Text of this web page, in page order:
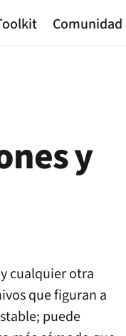
Comunidad
y
cualquier otra
que figuran a
puede